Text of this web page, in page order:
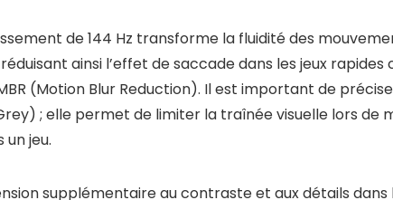
de 144 Hz transforme la fluidité des
ainsi l’effet de saccade dans les jeux
(Motion Blur Reduction). Il est important de
; elle permet de limiter la traînée visuelle lors de
jeu.
supplémentaire au contraste et aux détails